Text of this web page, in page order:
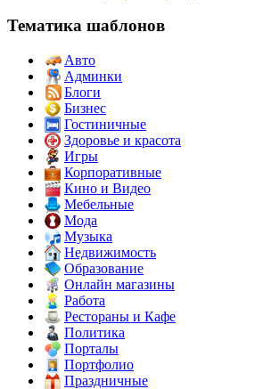
Тематика шаблонов
Авто
Админки
Блоги
Бизнес
Гостиничные
Здоровье и красота
Игры
Корпоративные
Кино и Видео
Мебельные
Мода
Музыка
Недвижимость
Образование
Онлайн магазины
Работа
Рестораны и Кафе
Политика
Порталы
Портфолио
Праздничные